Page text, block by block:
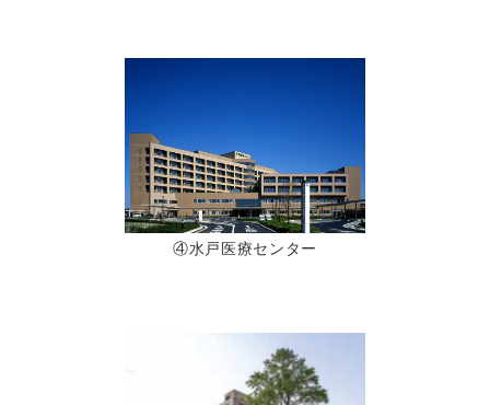
④水戸医療センター